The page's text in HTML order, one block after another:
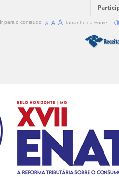
Ir para o conteúdo Tamanho da Fonte